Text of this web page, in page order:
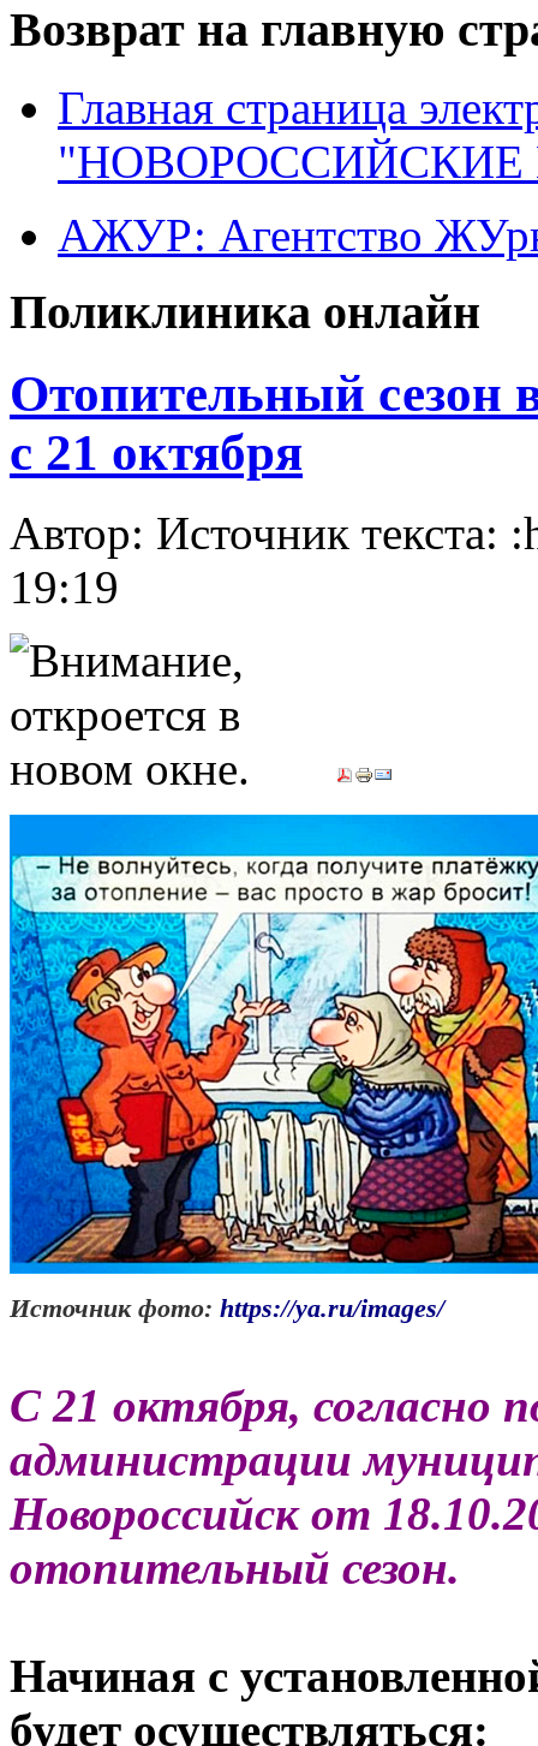
Возврат на главную
Главная страница
"НОВОРОССИЙСКИЕ
АЖУР: Агентство
Поликлиника онлайн
Отопительный сезон
с 21 октября
Автор: Источник текста:
19:19
Источник фото: https://ya.ru/images/
С 21 октября, согласно
администрации
Новороссийск от
отопительный сезон.
Начиная с
будет осуществляться: